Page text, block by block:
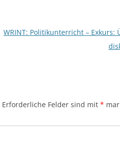
WRINT: Politikunterricht – Exkurs:
Erforderliche Felder sind mit *